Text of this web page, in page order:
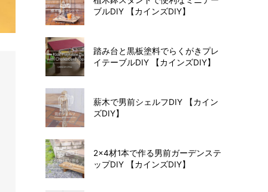
ブルDIY 【カインズDIY】
踏み台と黒板塗料でらくがきプレ
イテーブルDIY 【カインズDIY】
薪木で男前シェルフDIY 【カイン
ズDIY】
2×4材1本で作る男前ガーデンステ
ップDIY 【カインズDIY】